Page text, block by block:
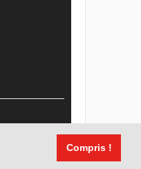
Compris !